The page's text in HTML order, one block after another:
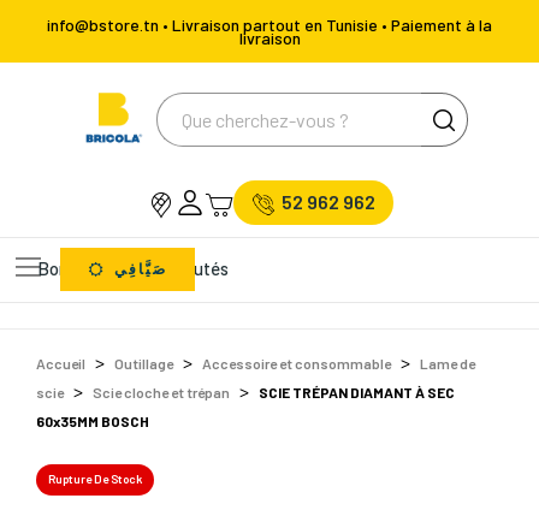
info@bstore.tn • Livraison partout en Tunisie • Paiement à la
livraison
52 962 962
Bons Plans Nouveautés
صَيَّافِي
Accueil Outillage Accessoire et consommable
Lame de
scie
Scie cloche et trépan
SCIE TRÉPAN DIAMANT À SEC
60x35MM BOSCH
Rupture De Stock